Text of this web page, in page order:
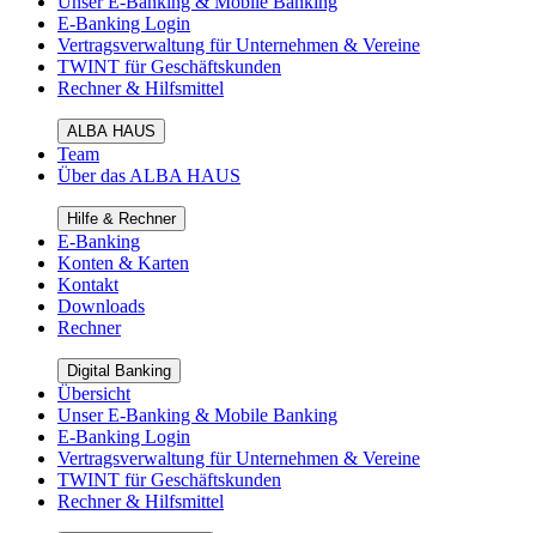
E-Banking Login
Vertragsverwaltung für Unternehmen & Vereine
TWINT für Geschäftskunden
Rechner & Hilfsmittel
ALBA HAUS
Team
Über das ALBA HAUS
Hilfe & Rechner
E-Banking
Konten & Karten
Kontakt
Downloads
Rechner
Digital Banking
Übersicht
Unser E-Banking & Mobile Banking
E-Banking Login
Vertragsverwaltung für Unternehmen & Vereine
TWINT für Geschäftskunden
Rechner & Hilfsmittel